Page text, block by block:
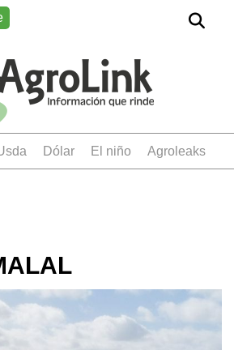
usda dólar el niño Agroleaks